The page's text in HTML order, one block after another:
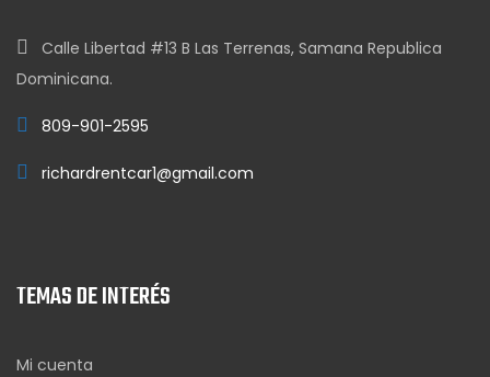
Calle Libertad #13 B Las Terrenas, Samana Republica
Dominicana.
809-901-2595
richardrentcar1@gmail.com
TEMAS DE INTERÉS
Mi cuenta